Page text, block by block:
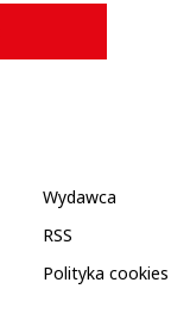
Wydawca
RSS
Polityka cookies